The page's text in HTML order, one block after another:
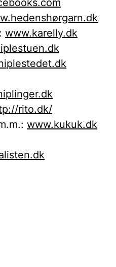
www.karelly.dk
rito.dk/
www.kukuk.dk